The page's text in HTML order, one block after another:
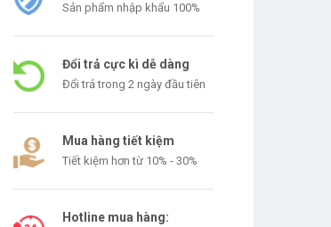
Sản phẩm nhập khẩu 100%
Đổi trả cực kì dễ dàng
Đổi trả trong 2 ngày đầu tiên
Mua hàng tiết kiệm
Tiết kiệm hơn từ 10% - 30%
Hotline mua hàng: